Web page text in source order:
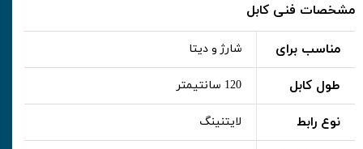
مشخصات فنی کابل
مناسب برای شارژ و دیتا
طول کابل 120 سانتیمتر
نوع رابط لایتنینگ